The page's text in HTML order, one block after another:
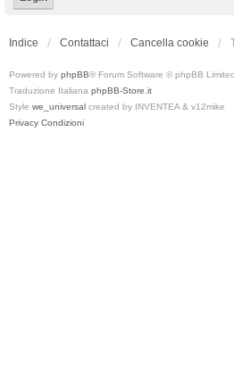
Indice Contattaci Cancella cookie
Powered by phpBB® Forum Software © phpBB Limited
Traduzione Italiana phpBB-Store.it
Style we_universal created by INVENTEA & v12mike
Privacy Condizioni